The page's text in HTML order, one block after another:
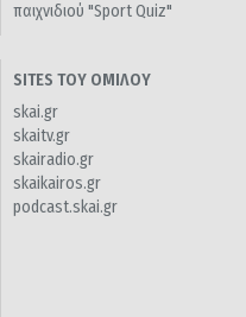
παιχνιδιού "Sport Quiz"
SITES ΤΟΥ ΟΜΙΛΟΥ
skai.gr
skaitv.gr
skairadio.gr
skaikairos.gr
podcast.skai.gr